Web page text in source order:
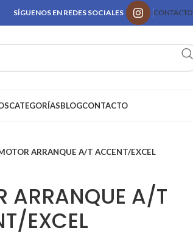
SÍGUENOS EN REDES SOCIALES CONTACTO
CATEGORÍASBLOGCONTACTO
ARRANQUE A/T ACCENT/EXCEL
ARRANQUE A/T
EXCEL